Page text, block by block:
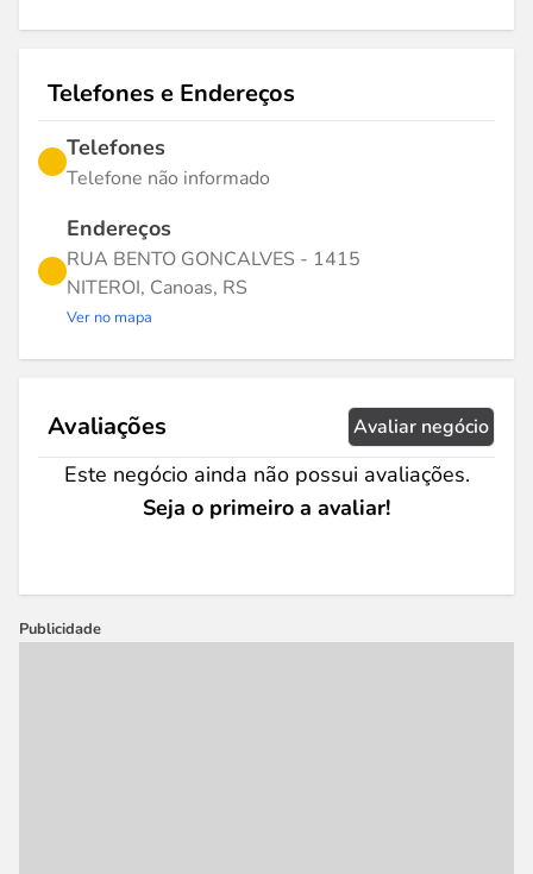
Telefones e Endereços
Telefones
Telefone não informado
Endereços
RUA BENTO GONCALVES - 1415
NITEROI, Canoas, RS
Ver no mapa
Avaliações Avaliar negócio
Este negócio ainda não possui avaliações.
Seja o primeiro a avaliar!
Publicidade